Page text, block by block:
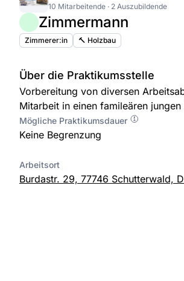
10 Mitarbeitende · 2 Auszubildende
Zimmermann
Zimmerer:in 🔨 Holzbau
Über die Praktikumsstelle
Vorbereitung von diversen
Mitarbeit in einen famileären jungen
Mögliche Praktikumsdauer
Keine Begrenzung
Arbeitsort
Burdastr. 29, 77746 Schutterwald,